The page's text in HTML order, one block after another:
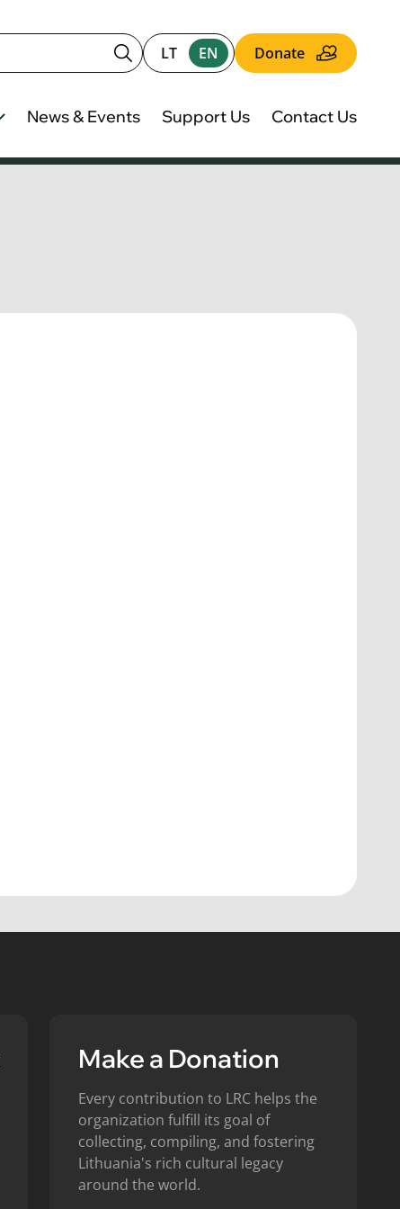
LT EN Donate
News & Events Support Us Contact Us
Make a Donation
Every contribution to LRC helps the
organization fulfill its goal of
collecting, compiling, and fostering
Lithuania's rich cultural legacy
around the world.